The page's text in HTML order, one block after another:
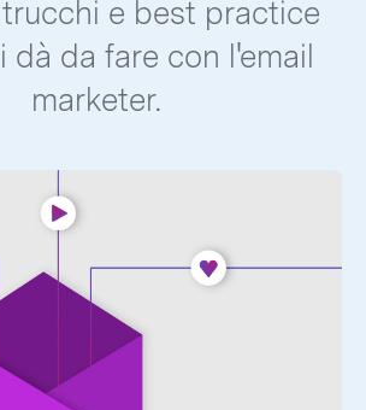
e best practice
dà da fare con l'email
marketer.